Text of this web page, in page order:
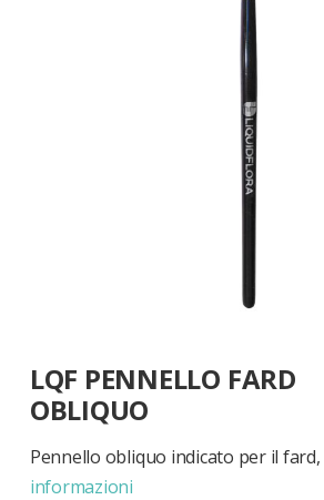
all'inizio
della
galleria
di
immagini
LQF PENNELLO FARD
OBLIQUO
Pennello obliquo indicato per il
informazioni